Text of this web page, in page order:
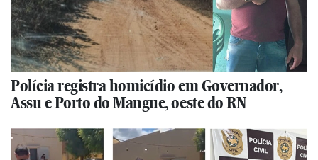
Polícia registra homicídio em Governador,
Assu e Porto do Mangue, oeste do RN